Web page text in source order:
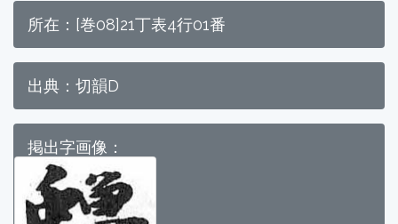
所在：[巻08]21丁表4行01番
出典：切韻D
掲出字画像：